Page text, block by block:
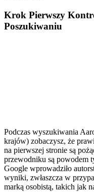
Krok Pierwszy
Poszukiwaniu
Podczas wyszukiwania
krajów) zobaczysz, że
na pierwszej stronie są
przewodniku są powodem
Google wprowadziło
wyniki, zwłaszcza w
marką osobistą, takich jak